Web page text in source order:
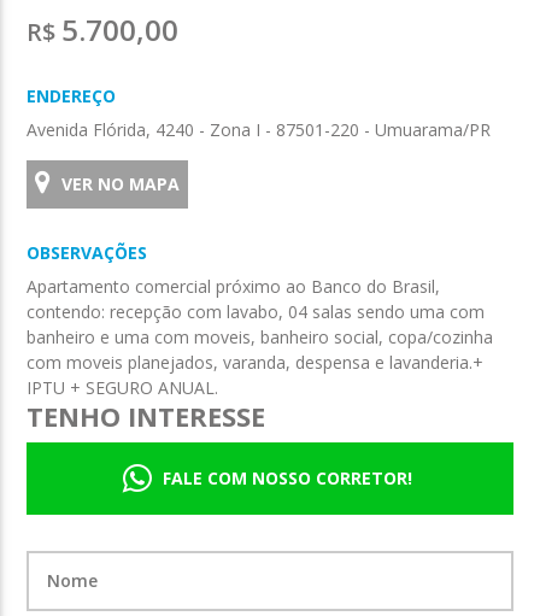
R$ 5.700,00
ENDEREÇO
Avenida Flórida, 4240 - Zona I - 87501-220 - Umuarama/PR
VER NO MAPA
OBSERVAÇÕES
Apartamento comercial próximo ao Banco do Brasil,
contendo: recepção com lavabo, 04 salas sendo uma com
banheiro e uma com moveis, banheiro social, copa/cozinha
com moveis planejados, varanda, despensa e lavanderia.+
IPTU + SEGURO ANUAL.
TENHO INTERESSE
FALE COM NOSSO CORRETOR!